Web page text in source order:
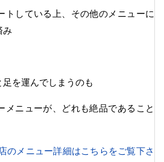
トしている上、その他のメニューに
み
を運んでしまうのも
メニューが、どれも絶品であること
のメニュー詳細はこちらをご覧下さ